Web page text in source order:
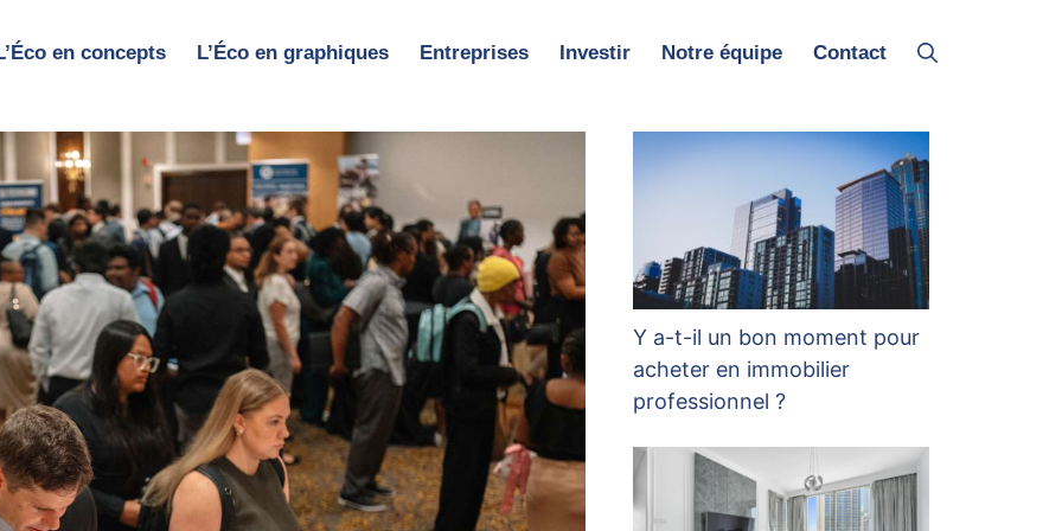
en concepts L’Éco en graphiques Entreprises Investir Notre équipe Contact
Y a-t-il un bon moment pour
acheter en immobilier
professionnel ?